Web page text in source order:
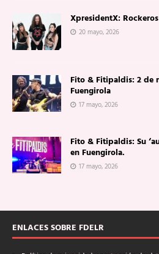
XpresidentX:
20 mayo, 2026
Fito & Fitipaldis: 2 de
Fuengirola
17 mayo, 2026
Fito & Fitipaldis: Su
en Fuengirola.
17 mayo, 2026
ENLACES SOBRE FDELR